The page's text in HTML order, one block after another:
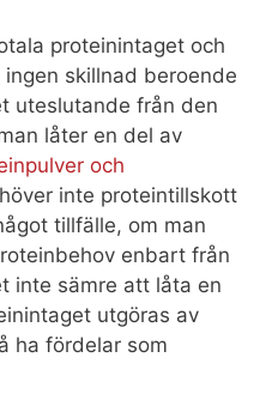
proteinintaget och
skillnad beroende
uteslutande från den
låter en del av
och
inte proteintillskott
tillfälle, om man
enbart från
inte sämre att låta en
utgöras av
ha fördelar som